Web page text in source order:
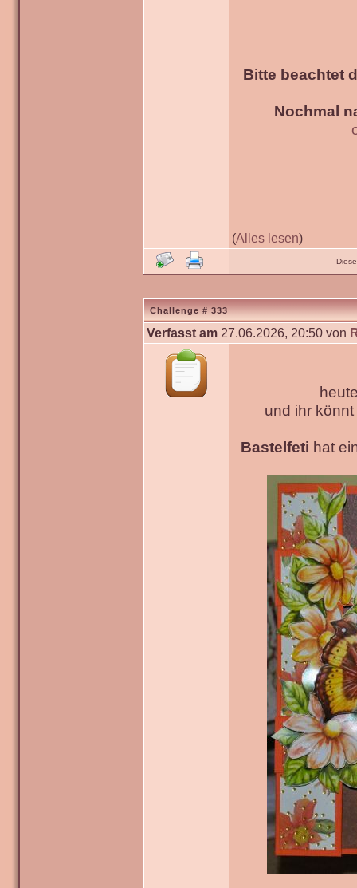
Bitte beachtet
Nochmal
(Alles lesen)
Challenge # 333
Verfasst am 27.06.2026, 20:50 von
und ihr
Bastelfeti hat